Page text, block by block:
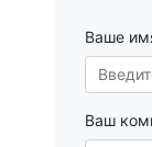
Ваше
Ваш